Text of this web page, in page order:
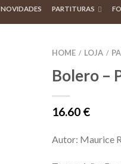
NOVIDADES PARTITURAS
HOME / LOJA /
Bolero –
16.60 €
Autor: Maurice